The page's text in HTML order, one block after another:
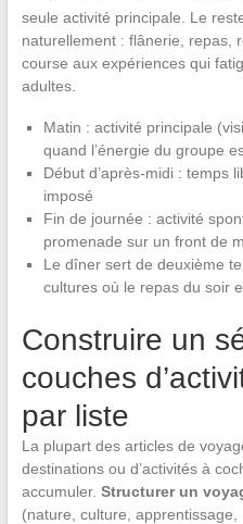
seule activité principale. Le
naturellement : flânerie, repas,
course aux expériences qui
adultes.
Matin : activité principale
quand l’énergie du groupe
Début d’après-midi : temps
imposé
Fin de journée : activité
promenade sur un front de
Le dîner sert de deuxième
cultures où le repas du soir
Construire un
couches
par liste
La plupart des articles de
destinations ou d’activités à
accumuler. Structurer un
(nature, culture,